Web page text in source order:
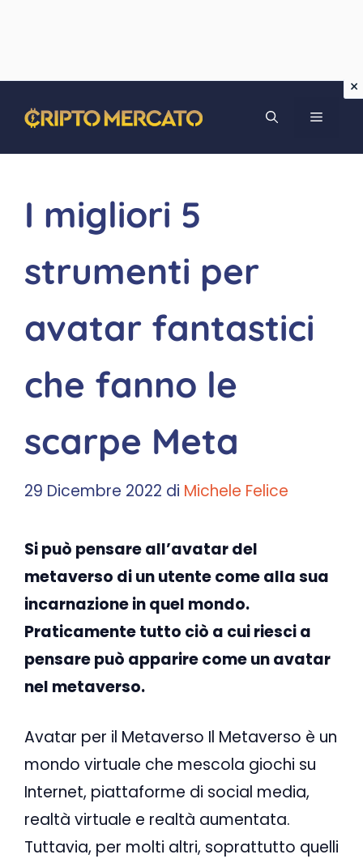
contenuto
MENU
I migliori 5
strumenti per
avatar fantastici
che fanno le
scarpe Meta
29 Dicembre 2022 di Michele Felice
Si può pensare all’avatar del
metaverso di un utente come alla sua
incarnazione in quel mondo.
Praticamente tutto ciò a cui riesci a
pensare può apparire come un avatar
nel metaverso.
Avatar per il Metaverso Il Metaverso è un
mondo virtuale che mescola giochi su
Internet, piattaforme di social media,
realtà virtuale e realtà aumentata.
Tuttavia, per molti altri, soprattutto quelli